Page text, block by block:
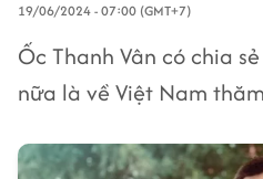
19/06/2024 - 07:00 (GMT+7)
Ốc Thanh Vân có chia
nữa là về Việt Nam